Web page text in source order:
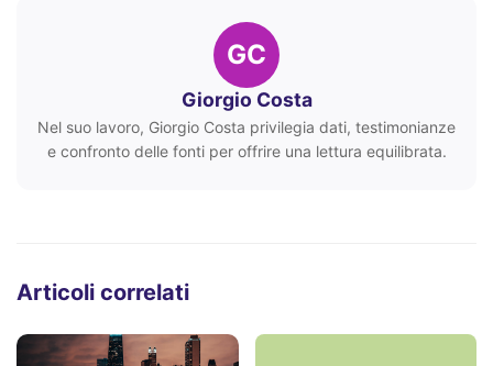
GC
Giorgio Costa
Nel suo lavoro, Giorgio Costa privilegia dati, testimonianze
e confronto delle fonti per offrire una lettura equilibrata.
Articoli correlati